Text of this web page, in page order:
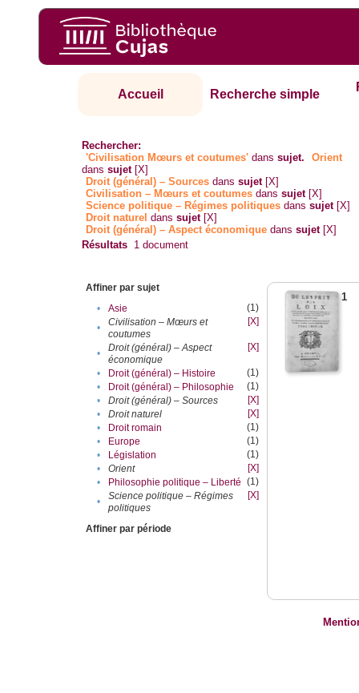
Accueil Recherche simple
Rechercher:
'Civilisation Mœurs et coutumes' danssujet.
Orient
danssujet [X]
Droit (général) – Sources danssujet [X]
Civilisation – Mœurs et coutumes danssujet [X]
Science politique – Régimes politiques danssujet [X]
Droit naturel danssujet [X]
Droit (général) – Aspect économique danssujet [X]
Résultats 1 document
Affiner par sujet
•
Asie
(1)
•
Civilisation – Mœurs et
coutumes
[X]
•
Droit (général) – Aspect
économique
[X]
• Droit (général) – Histoire
(1)
•
Droit (général) – Philosophie
(1)
•
Droit (général) – Sources
[X]
•
Droit naturel
[X]
•
Droit romain
(1)
•
Europe
(1)
•
Législation
(1)
•
Orient
[X]
•
Philosophie politique – Liberté (1)
•
Science politique – Régimes
politiques
[X]
Affiner par période
1